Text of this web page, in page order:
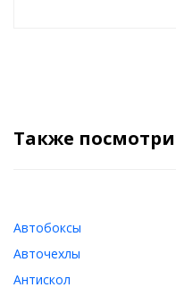
Также
Автобоксы
Авточехлы
Антискол